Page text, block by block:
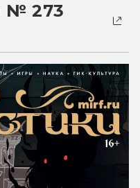
№ 273